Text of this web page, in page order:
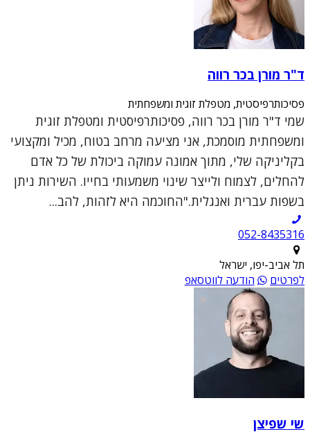
ד"ר מורן בכר רווה
פסיכותרפיסטית, מטפלת זוגית ומשפחתית
שמי ד"ר מורן בכר רווה, פסיכותרפיסטית ומטפלת זוגית
ומשפחתית מוסמכת, אני מציעה מרחב בטוח, מכיל ומקצועי
בקליניקה שלי, מתוך אמונה עמוקה ביכולת של כל אדם
להחלים, לצמוח ולייצר שינוי משמעותי בחייו. השירות ניתן
בשפות עברית ואנגלית."החוכמה היא לזהות, להב...
052-8435316
תל אביב-יפו, ישראל
לפרטים
הודעה לווטסאפ
שי שפיצן